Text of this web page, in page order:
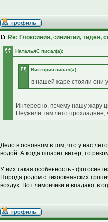
Re: Глоксиния, синингии, тидея,
НатальяС писал(а):
Виктория писал(а):
в нашей жаре стояли они
Интересно, почему нашу жару
Неужели там лето прохладнее,
Дело в основном в том, что у нас
водой. А когда шпарит ветер, то
У них такая особенность -
Порода родом с тихоокеанских
воздух. Вот лимончики и впадают в